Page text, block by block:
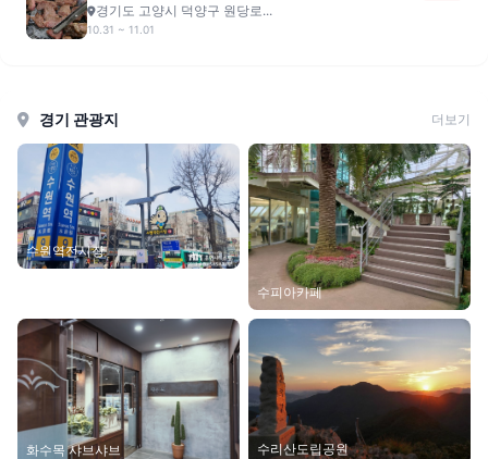
경기도 고양시 덕양구 원당로...
10.31 ~ 11.01
경기 관광지 더보기
수원역전시장
수피아카페
화수목 샤브샤브 수리산도립공원